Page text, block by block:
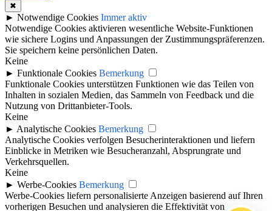
✖
► Notwendige Cookies Immer aktiv
Notwendige Cookies aktivieren wesentliche Website-Funktionen
wie sichere Logins und Anpassungen der Zustimmungspräferenzen.
Sie speichern keine persönlichen Daten.
Keine
► Funktionale Cookies Bemerkung
Funktionale Cookies unterstützen Funktionen wie das Teilen von
Inhalten in sozialen Medien, das Sammeln von Feedback und die
Nutzung von Drittanbieter-Tools.
Keine
► Analytische Cookies Bemerkung
Analytische Cookies verfolgen Besucherinteraktionen und liefern
Einblicke in Metriken wie Besucheranzahl, Absprungrate und
Verkehrsquellen.
Keine
► Werbe-Cookies Bemerkung
Werbe-Cookies liefern personalisierte Anzeigen basierend auf Ihren
vorherigen Besuchen und analysieren die Effektivität von